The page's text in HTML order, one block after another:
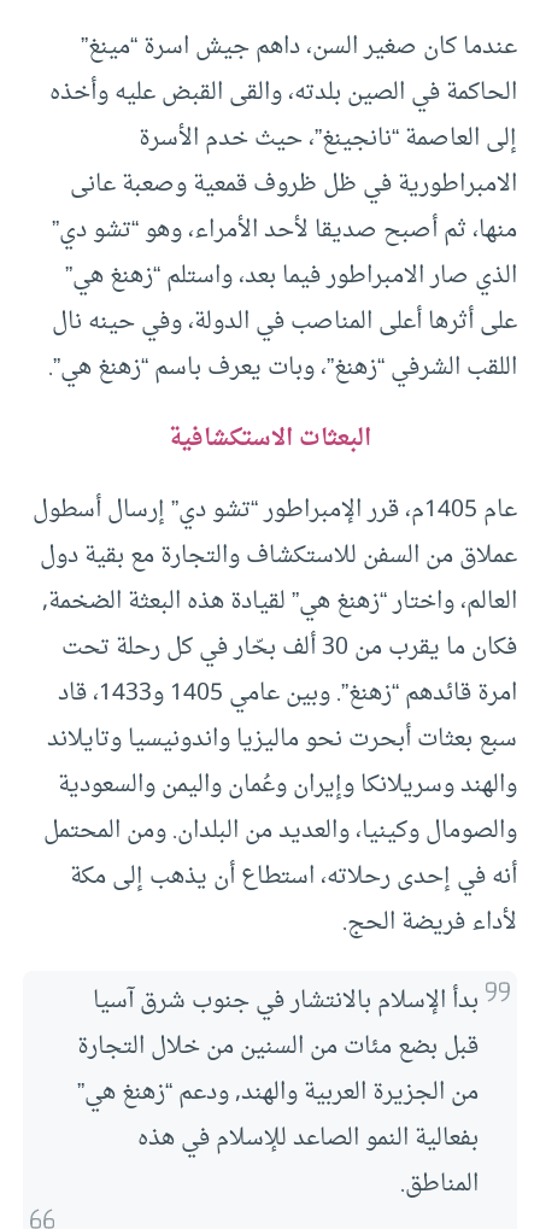
عندما كان صغير السن، داهم جيش اسرة “مينغ”
الحاكمة في الصين بلدته، والقى القبض عليه وأخذه
إلى العاصمة “نانجينغ”، حيث خدم الأسرة
الامبراطورية في ظل ظروف قمعية وصعبة عانى
منها، ثم أصبح صديقا لأحد الأمراء، وهو “تشو دي”
الذي صار الامبراطور فيما بعد، واستلم “زهنغ هي”
على أثرها أعلى المناصب في الدولة، وفي حينه نال
اللقب الشرفي “زهنغ”، وبات يعرف باسم “زهنغ هي”.
البعثات الاستكشافية
عام 1405م، قرر الإمبراطور “تشو دي” إرسال أسطول
عملاق من السفن للاستكشاف والتجارة مع بقية دول
العالم، واختار “زهنغ هي” لقيادة هذه البعثة الضخمة,
فكان ما يقرب من 30 ألف بحّار في كل رحلة تحت
امرة قائدهم “زهنغ”. وبين عامي 1405 و1433، قاد
سبع بعثات أبحرت نحو ماليزيا واندونيسيا وتايلاند
والهند وسريلانكا وإيران وعُمان واليمن والسعودية
والصومال وكينيا، والعديد من البلدان. ومن المحتمل
أنه في إحدى رحلاته، استطاع أن يذهب إلى مكة
لأداء فريضة الحج.
بدأ الإسلام بالانتشار في جنوب شرق آسيا
قبل بضع مئات من السنين من خلال التجارة
من الجزيرة العربية والهند, ودعم “زهنغ هي”
بفعالية النمو الصاعد للإسلام في هذه
المناطق.